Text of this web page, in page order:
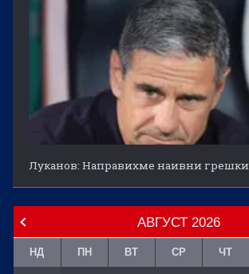
Луканов: Направихме наивни грешки
АВГУСТ 2026
НД ПН ВТ СР ЧТ